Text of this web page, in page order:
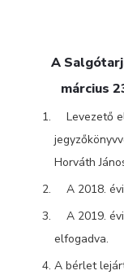
A
március
Levezető
Horváth
A 2018.
A 2019.
elfogadva.
A bérlet